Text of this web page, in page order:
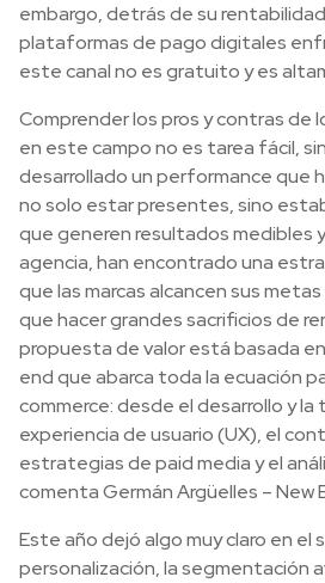
embargo, detrás de su
plataformas de pago digitales
este canal no es gratuito y es
Comprender los pros y contras de
en este campo no es tarea fácil,
desarrollado un performance que
no solo estar presentes, sino
que generen resultados medibles
agencia, han encontrado una
que las marcas alcancen sus
que hacer grandes sacrificios de
propuesta de valor está basada
end que abarca toda la ecuación
commerce: desde el desarrollo y
experiencia de usuario (UX), el
estrategias de paid media y el
comenta Germán Argüelles – New
Este año dejó algo muy claro en el
personalización, la segmentación